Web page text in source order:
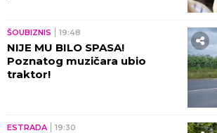
ŠOUBIZNIS 19:48
NIJE MU BILO SPASA!
Poznatog muzičara ubio
traktor!
ESTRADA 19:30